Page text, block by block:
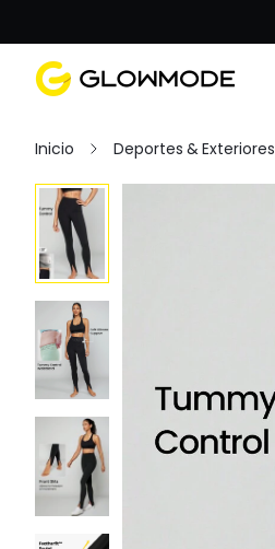
Inicio Deportes & Exteriores